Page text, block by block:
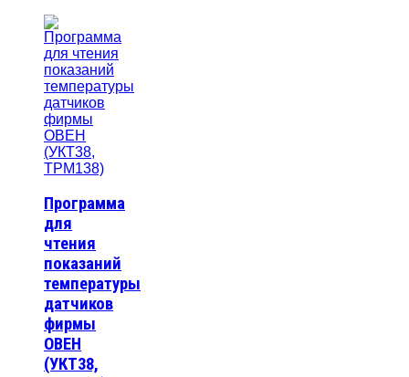
Программа
для
чтения
показаний
температуры
датчиков
фирмы
ОВЕН
(УКТ38,